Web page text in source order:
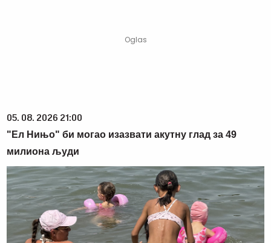
05. 08. 2026 21:00
"Ел Нињо" би могао изазвати акутну глад за 49
милиона људи